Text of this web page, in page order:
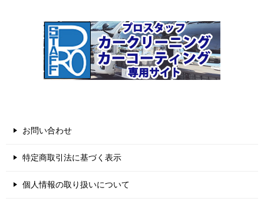
お問い合わせ
特定商取引法に基づく表示
個人情報の取り扱いについて